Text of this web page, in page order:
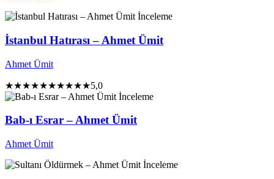
İnceleme
İstanbul Hatırası – Ahmet Ümit
Ahmet Ümit
★★★★★★★★★★5,0
İnceleme
Bab-ı Esrar – Ahmet Ümit
Ahmet Ümit
İnceleme